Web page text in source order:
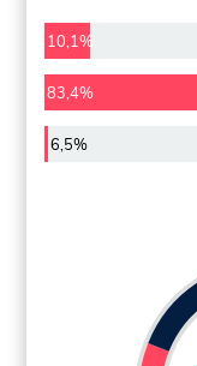
10,1%
83,4%
6,5%